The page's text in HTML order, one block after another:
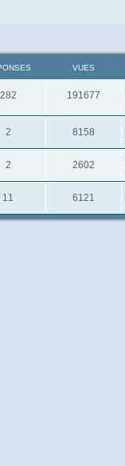
VUES
282 191677
2 8158
2 2602
11 6121